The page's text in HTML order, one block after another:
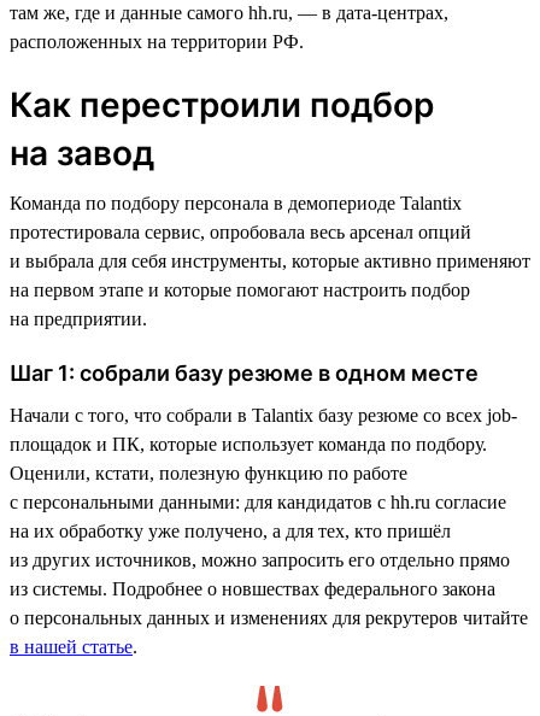
там же, где и данные самого hh.ru, — в дата-центрах,
расположенных на территории РФ.
Как перестроили подбор
на завод
Команда по подбору персонала в демопериоде Talantix
протестировала сервис, опробовала весь арсенал опций
и выбрала для себя инструменты, которые активно применяют
на первом этапе и которые помогают настроить подбор
на предприятии.
Шаг 1: собрали базу резюме в одном месте
Начали с того, что собрали в Talantix базу резюме со всех job-
площадок и ПК, которые использует команда по подбору.
Оценили, кстати, полезную функцию по работе
с персональными данными: для кандидатов с hh.ru согласие
на их обработку уже получено, а для тех, кто пришёл
из других источников, можно запросить его отдельно прямо
из системы. Подробнее о новшествах федерального закона
о персональных данных и изменениях для рекрутеров читайте
в нашей статье.